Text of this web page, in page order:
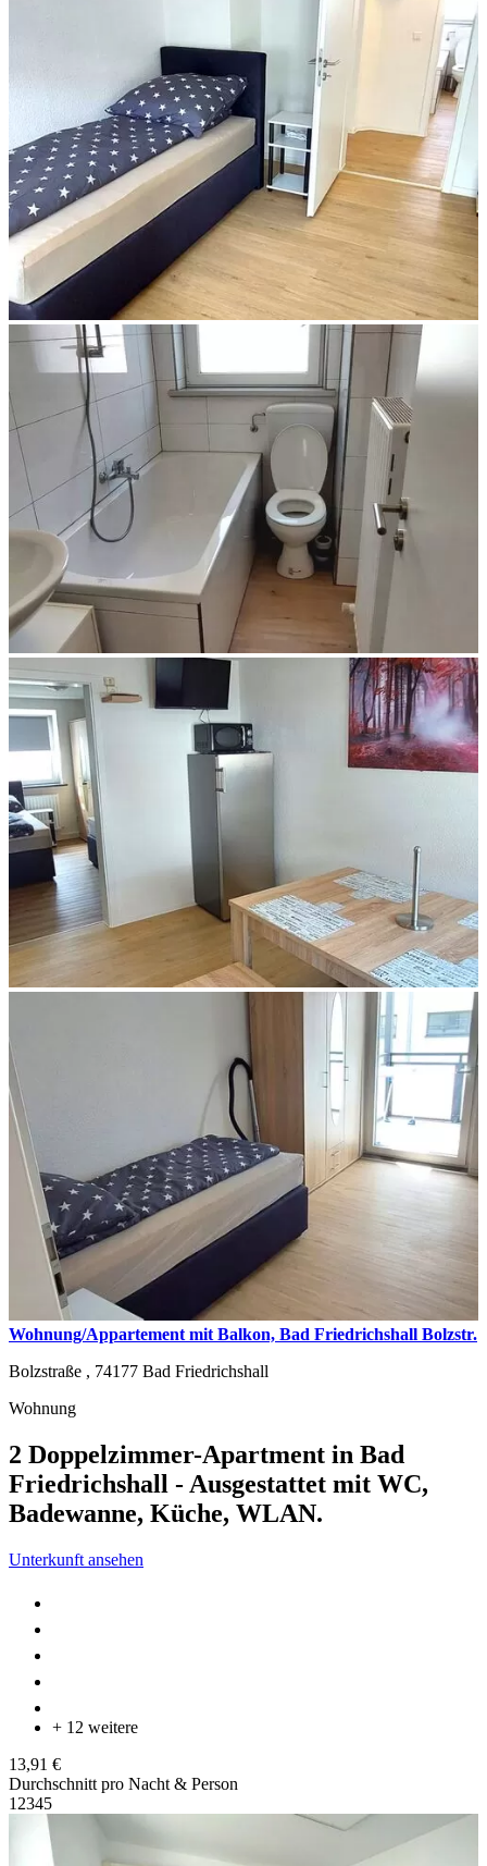
Wohnung/Appartement mit Balkon, Bad Friedrichshall Bolzstr.
Bolzstraße , 74177 Bad Friedrichshall
Wohnung
2 Doppelzimmer-Apartment in Bad
Friedrichshall - Ausgestattet mit WC,
Badewanne, Küche, WLAN.
Unterkunft ansehen
+ 12 weitere
13,91 €
Durchschnitt pro Nacht & Person
1 2345